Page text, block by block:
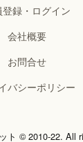
登録・ログイン
会社概要
お問合せ
バシーポリシー
ト © 2010-22. All